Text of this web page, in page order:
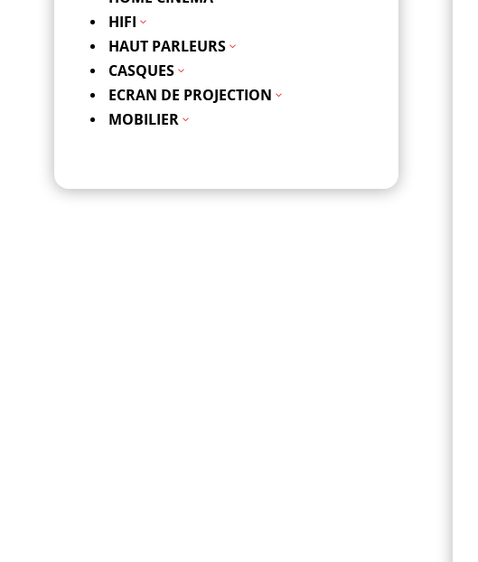
HIFI 3
HAUT PARLEURS 3
CASQUES 3
ECRAN DE PROJECTION 3
MOBILIER 3